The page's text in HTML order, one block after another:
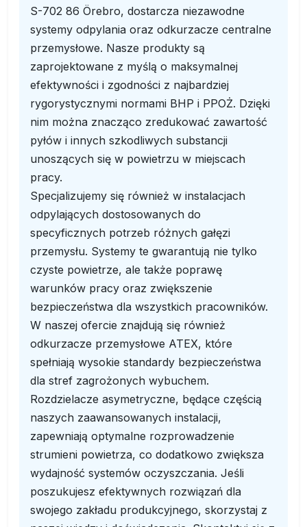
S-702 86 Örebro, dostarcza niezawodne
systemy odpylania oraz odkurzacze centralne
przemysłowe. Nasze produkty są
zaprojektowane z myślą o maksymalnej
efektywności i zgodności z najbardziej
rygorystycznymi normami BHP i PPOŻ. Dzięki
nim można znacząco zredukować zawartość
pyłów i innych szkodliwych substancji
unoszących się w powietrzu w miejscach
pracy.
Specjalizujemy się również w instalacjach
odpylających dostosowanych do
specyficznych potrzeb różnych gałęzi
przemysłu. Systemy te gwarantują nie tylko
czyste powietrze, ale także poprawę
warunków pracy oraz zwiększenie
bezpieczeństwa dla wszystkich pracowników.
W naszej ofercie znajdują się również
odkurzacze przemysłowe ATEX, które
spełniają wysokie standardy bezpieczeństwa
dla stref zagrożonych wybuchem.
Rozdzielacze asymetryczne, będące częścią
naszych zaawansowanych instalacji,
zapewniają optymalne rozprowadzenie
strumieni powietrza, co dodatkowo zwiększa
wydajność systemów oczyszczania. Jeśli
poszukujesz efektywnych rozwiązań dla
swojego zakładu produkcyjnego, skorzystaj z